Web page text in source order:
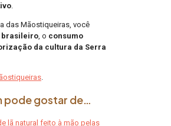
das Mãostiqueiras, você
brasileiro , o consumo
da cultura da Serra
gostar de…